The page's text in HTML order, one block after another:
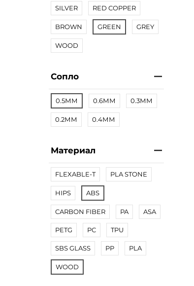
SILVER RED COPPER
BROWN GREEN GREY
WOOD
Сопло
0.5ММ 0.6ММ 0.3ММ
0.2ММ 0.4ММ
Материал
FLEXABLE-T PLA STONE
HIPS ABS
CARBON FIBER PA ASA
PETG PC TPU
SBS GLASS PP PLA
WOOD